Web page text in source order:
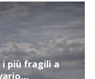
fragili a